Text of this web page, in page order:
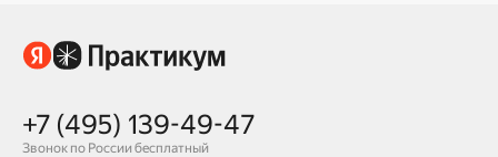
+7 (495) 139-49-47
Звонок по России бесплатный